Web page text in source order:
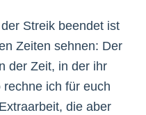
Streik beendet ist
Zeiten sehnen: Der
der Zeit, in der ihr
ich für euch
die aber